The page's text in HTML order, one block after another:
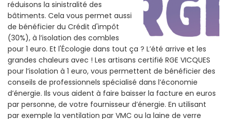
réduisons la sinistralité des
bâtiments. Cela vous permet aussi
de bénéficier du Crédit d'impôt
(30%), à l’isolation des combles
pour 1 euro. Et l'Écologie dans tout ça ? L’été arrive et les
grandes chaleurs avec ! Les artisans certifié RGE VICQUES
pour l’isolation à 1 euro, vous permettent de bénéficier des
conseils de professionnels spécialisé dans l’économie
d’énergie. Ils vous aident à faire baisser la facture en euros
par personne, de votre fournisseur d’énergie. En utilisant
par exemple la ventilation par VMC ou la laine de verre